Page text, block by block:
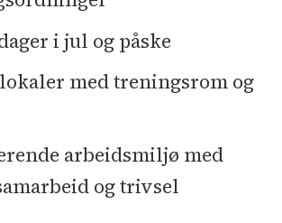
i jul og påske
med treningsrom og
arbeidsmiljø med
og trivsel